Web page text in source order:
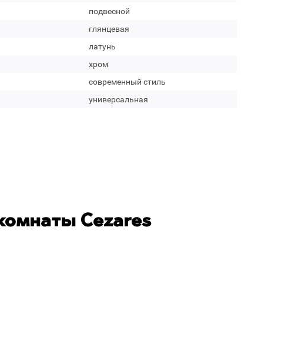
подвесной
глянцевая
латунь
хром
современный стиль
универсальная
Cezares